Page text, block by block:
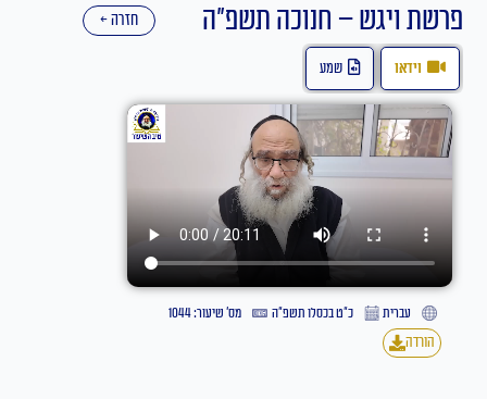
פרשת ויגש – חנוכה תשפ"ה חזרה ←
וידאו שמע
עברית כ״ט בכסלו תשפ״ה
מס' שיעור: 1044
הורדה